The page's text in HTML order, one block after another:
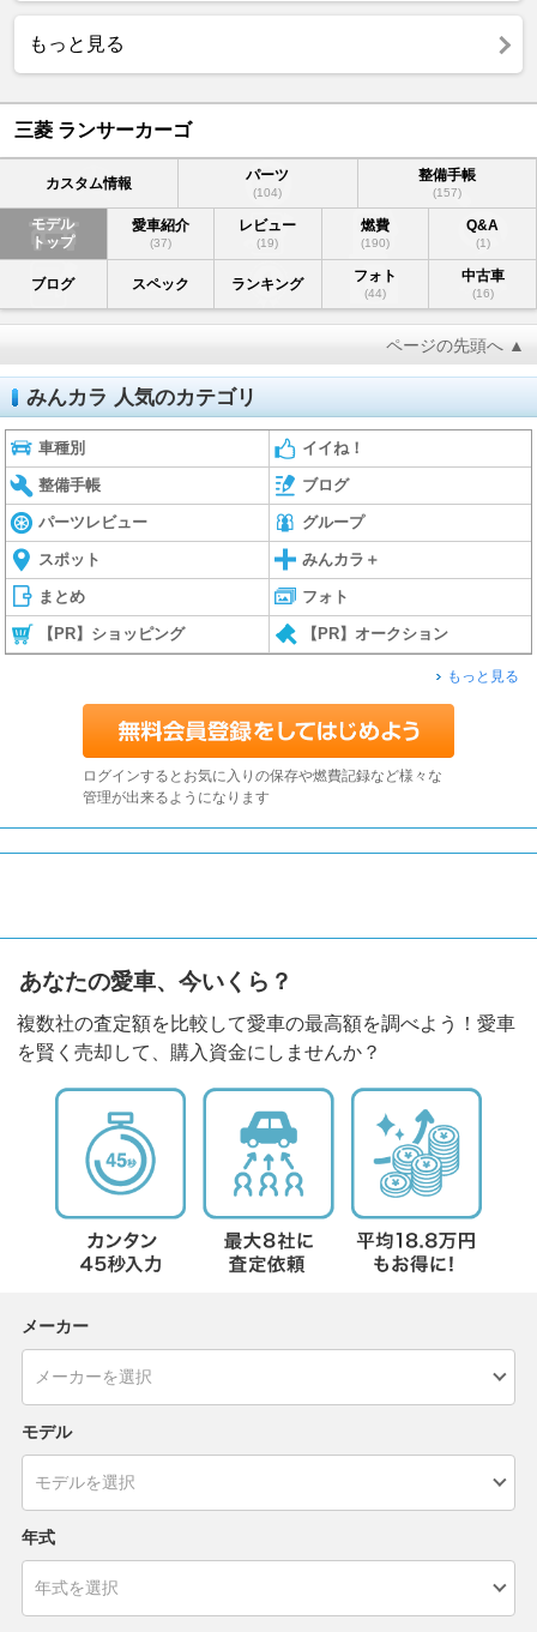
もっと見る
三菱 ランサーカーゴ
カスタム情報 パーツ
(104)
整備手帳
(157)
モデル
トップ
愛車紹介
(37)
レビュー
(19)
燃費
(190)
Q&A
(1)
ブログ スペック ランキング フォト
(44)
中古車
(16)
ページの先頭へ ▲
みんカラ 人気のカテゴリ
車種別 イイね！
整備手帳 ブログ
パーツレビュー グループ
スポット みんカラ＋
まとめ フォト
【PR】ショッピング 【PR】オークション
もっと見る
ログインするとお気に入りの保存や燃費記録など様々な
管理が出来るようになります
あなたの愛車、今いくら？
複数社の査定額を比較して愛車の最高額を調べよう！愛車
を賢く売却して、購入資金にしませんか？
メーカー
モデル
年式